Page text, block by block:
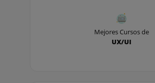
Mejores Cursos de
UX/UI